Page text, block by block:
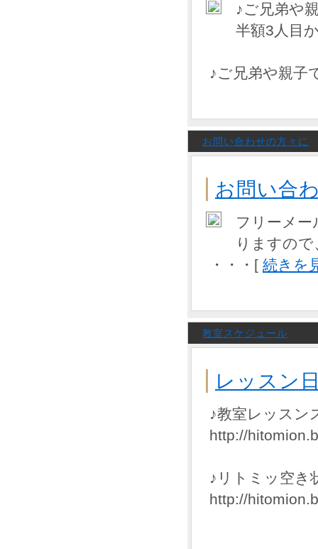
♪ご兄弟や
半額3人目
♪ご兄弟や親子
お問い合わせの方々に
お問い合
フリーメ
りますの
・・・[ 続きを
教室スケジュール
レッスン
♪教室レッスン
http://
♪リトミッ空き
http://